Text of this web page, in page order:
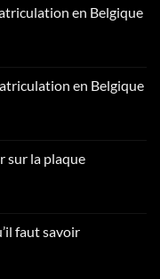
en Belgique
en Belgique
sur la plaque
faut savoir